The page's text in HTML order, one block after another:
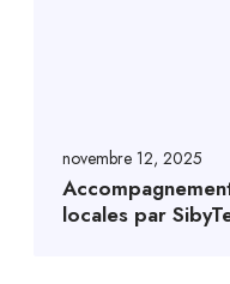
novembre 12, 2025
locales par